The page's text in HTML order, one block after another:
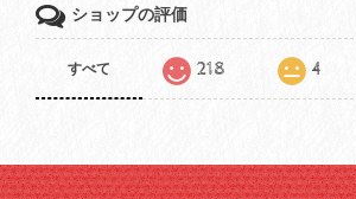
ショップの評価
すべて 218 4